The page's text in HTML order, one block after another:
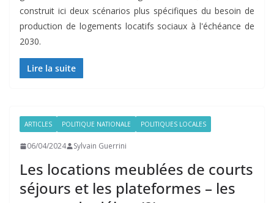
construit ici deux scénarios plus spécifiques du besoin de
production de logements locatifs sociaux à l'échéance de
2030.
Lire la suite
ARTICLES POLITIQUE NATIONALE POLITIQUES LOCALES
06/04/2024 Sylvain Guerrini
Les locations meublées de courts
séjours et les plateformes – les